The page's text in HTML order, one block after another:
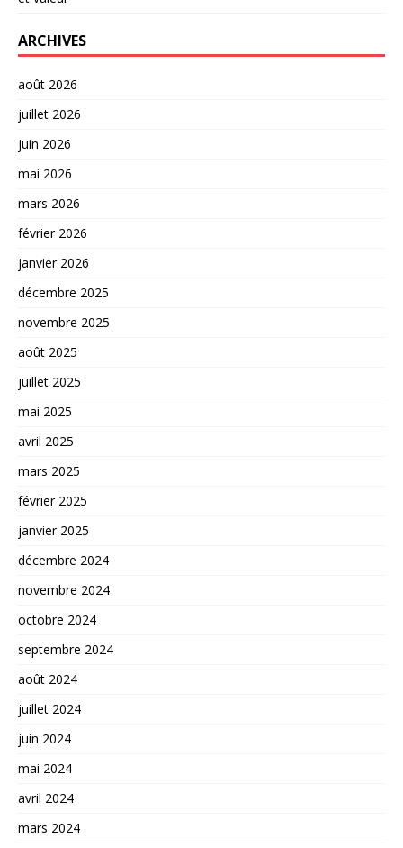
ARCHIVES
août 2026
juillet 2026
juin 2026
mai 2026
mars 2026
février 2026
janvier 2026
décembre 2025
novembre 2025
août 2025
juillet 2025
mai 2025
avril 2025
mars 2025
février 2025
janvier 2025
décembre 2024
novembre 2024
octobre 2024
septembre 2024
août 2024
juillet 2024
juin 2024
mai 2024
avril 2024
mars 2024